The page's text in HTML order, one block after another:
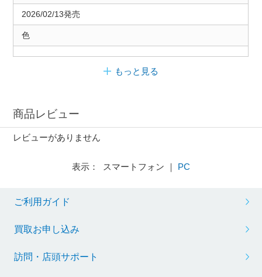
2026/02/13発売
色
もっと見る
商品レビュー
レビューがありません
表示： スマートフォン ｜ PC
ご利用ガイド
買取お申し込み
訪問・店頭サポート